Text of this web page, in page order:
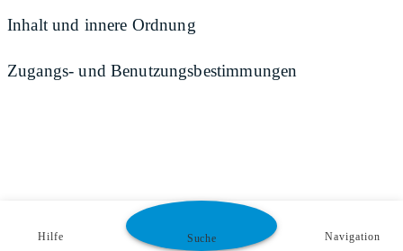
Inhalt und innere Ordnung
Zugangs- und Benutzungsbestimmungen
Hilfe Suche Navigation